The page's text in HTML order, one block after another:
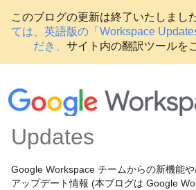
このブログの更新は終了いたしました
ては、英語版の「Workspace
だき、 サイト内の翻訳ツールを
Updates
Google Workspace チームからの新機能
アップデート情報 (本ブログは Google